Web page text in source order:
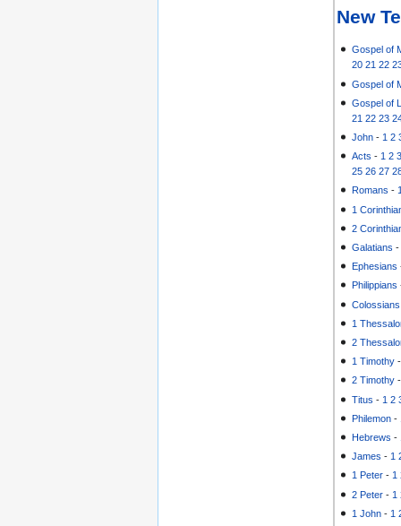
New
Gospel of
20 21 22
Gospel of
Gospel of
21 22 23
John - 1 2
Acts - 1 2
25 26 27
Romans -
1
2
Galatians
Ephesians
Philippians
Colossians
1
2
1 Timothy
2 Timothy
Titus - 1 2
Philemon -
Hebrews -
James - 1
1 Peter -1
2 Peter - 1
1 John - 1